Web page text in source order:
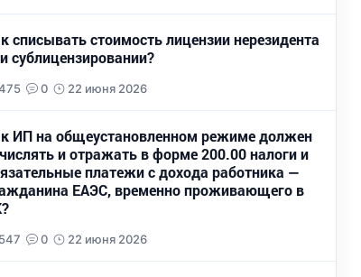
списывать стоимость лицензии нерезидента
сублицензировании?
0 22 июня 2026
ИП на общеустановленном режиме должен
и отражать в форме 200.00 налоги и
платежи с дохода работника —
ЕАЭС, временно проживающего в
547 0 22 июня 2026